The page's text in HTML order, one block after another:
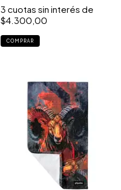
3 cuotas sin interés de
$4.300,00